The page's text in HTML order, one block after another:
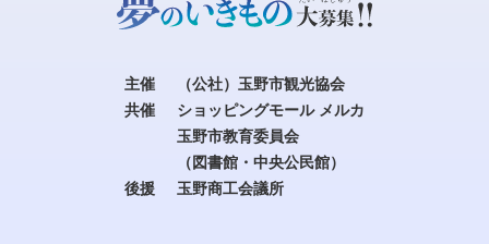
主催
（公社）玉野市観光協会
共催
ショッピングモール メルカ
玉野市教育委員会
（図書館・中央公民館）
後援
玉野商工会議所